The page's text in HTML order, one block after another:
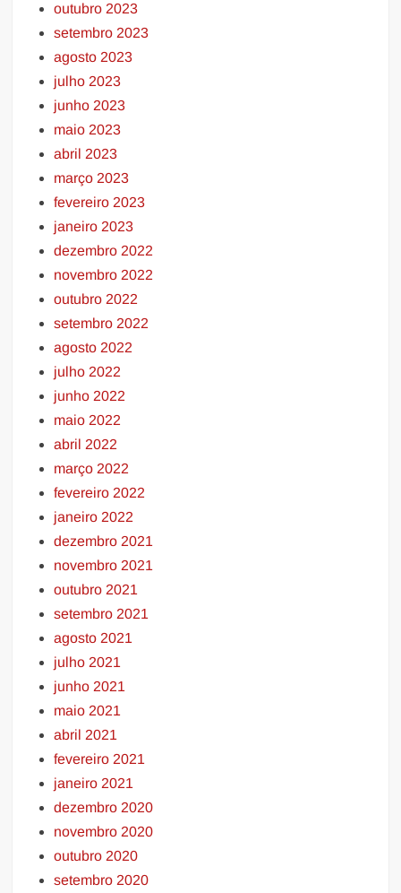
outubro 2023
setembro 2023
agosto 2023
julho 2023
junho 2023
maio 2023
abril 2023
março 2023
fevereiro 2023
janeiro 2023
dezembro 2022
novembro 2022
outubro 2022
setembro 2022
agosto 2022
julho 2022
junho 2022
maio 2022
abril 2022
março 2022
fevereiro 2022
janeiro 2022
dezembro 2021
novembro 2021
outubro 2021
setembro 2021
agosto 2021
julho 2021
junho 2021
maio 2021
abril 2021
fevereiro 2021
janeiro 2021
dezembro 2020
novembro 2020
outubro 2020
setembro 2020